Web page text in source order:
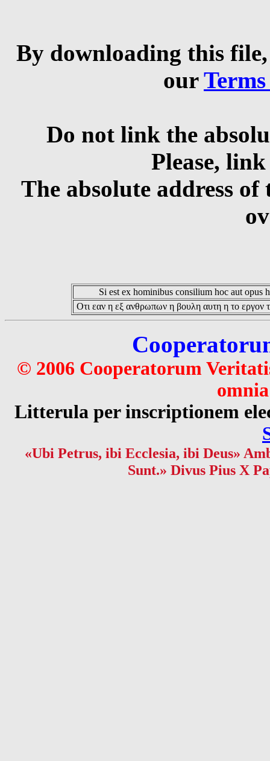
By downloading this
our
Do not link the
Please,
The absolute address
Si est ex hominibus consilium hoc aut opus
Οτι εαν η εξ ανθρωπων η βουλη αυτη η το εργον
© 2006 Cooperatorum
Litterula per inscriptionem
«Ubi Petrus, ibi Ecclesia, ibi Deus»
Sunt.» Divus Pius X